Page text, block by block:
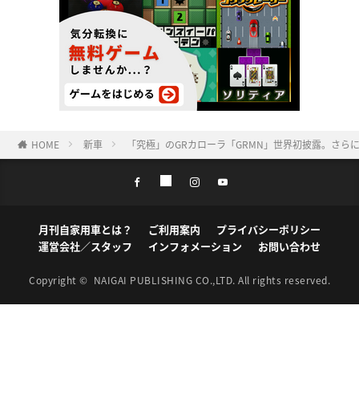
HOME 新車 「究極」のGRカローラ「GRMN」世界初披露。さ
月刊自家用車とは？ ご利用案内
プライバシーポリシー
運営会社／スタッフ
インフォメーション お問い合わせ
Copyright © NAIGAI PUBLISHING CO.,LTD. All rights reserved.